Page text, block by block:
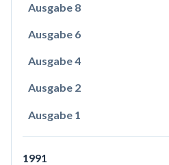
Ausgabe 8
Ausgabe 6
Ausgabe 4
Ausgabe 2
Ausgabe 1
1991